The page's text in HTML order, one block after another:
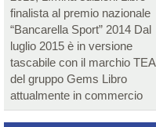
finalista al premio nazionale
“Bancarella Sport” 2014 Dal
luglio 2015 è in versione
tascabile con il marchio TEA
del gruppo Gems Libro
attualmente in commercio